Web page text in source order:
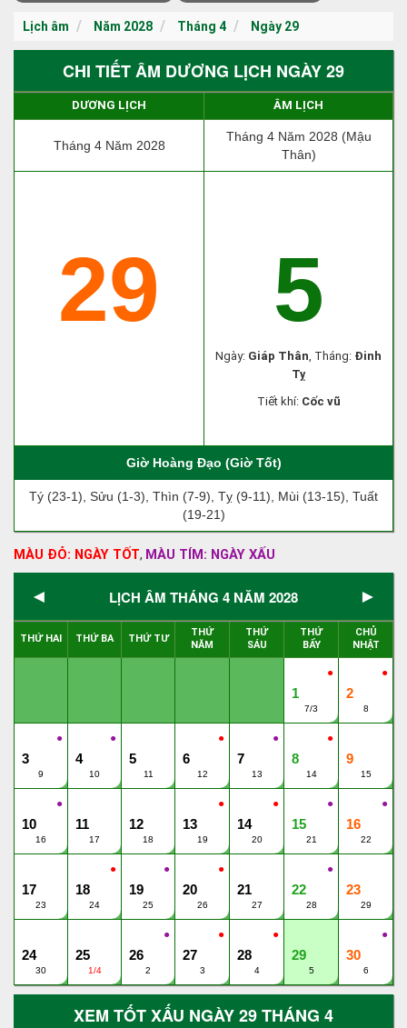
Lịch âm Năm 2028 Tháng 4 Ngày 29
CHI TIẾT ÂM DƯƠNG LỊCH NGÀY 29
DƯƠNG LỊCH ÂM LỊCH
Tháng 4 Năm 2028
Tháng 4 Năm 2028 (Mậu
Thân)
29 5
Ngày: Giáp Thân, Tháng: Đinh
Tỵ
Tiết khí: Cốc vũ
Giờ Hoàng Đạo (Giờ Tốt)
Tý (23-1), Sửu (1-3), Thìn (7-9), Tỵ (9-11), Mùi (13-15), Tuất
(19-21)
MÀU ĐỎ: NGÀY TỐT, MÀU TÍM: NGÀY XẤU
◄ LỊCH ÂM THÁNG 4 NĂM 2028 ►
THỨ HAI THỨ BA THỨ TƯ
THỨ
NĂM
THỨ
SÁU
THỨ
BẨY
CHỦ
NHẬT
●
1
7/3
●
2
8
●
3
9
●
4
10
5
11
●
6
12
●
7
13
●
8
14
9
15
●
10
16
11
17
12
18
●
13
19
●
14
20
●
15
21
●
16
22
17
23
●
18
24
●
19
25
●
20
26
21
27
●
22
28
23
29
24
30
25
1/4
●
26
2
●
27
3
●
28
4
29
5
●
30
6
XEM TỐT XẤU NGÀY 29 THÁNG 4